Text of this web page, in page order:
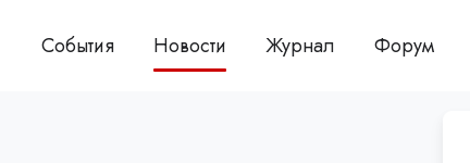
События Новости Журнал Форум